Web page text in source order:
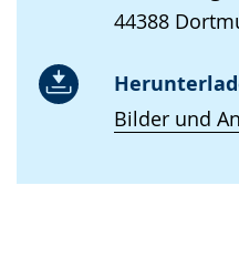
44388
Bilder und